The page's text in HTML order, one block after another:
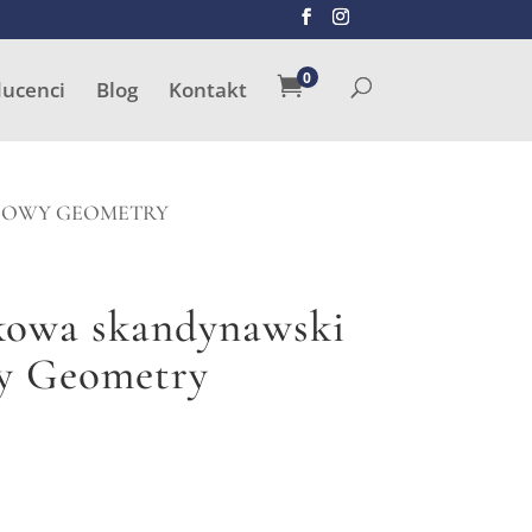
Blog Kontakt 0
GEOMETRY
skandynawski
Geometry